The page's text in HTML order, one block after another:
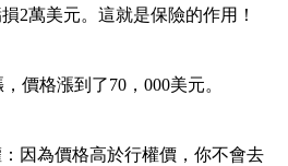
2萬美元。這就是保險的作用！
價格漲到了70，000美元。
因為價格高於行權價，你不會去